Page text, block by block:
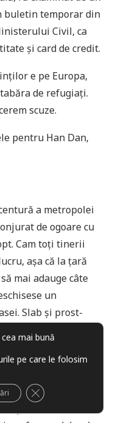
buletin temporar din
Civil, ca
și card de credit.
e pe Europa,
de refugiați.
scuze.
pentru Han Dan,
a metropolei
de ogoare cu
Cam toți tinerii
așa că la țară
mai adauge câte
un
Slab și prost-
ajunseseră la el
să-l ajute în
mult pe nepot,
fiul său,
mai bună
pe care le folosim
CLOSE GDPR